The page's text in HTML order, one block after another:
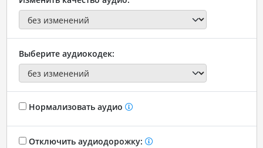
Выберите аудиокодек:
Нормализовать аудио
Отключить аудиодорожку: